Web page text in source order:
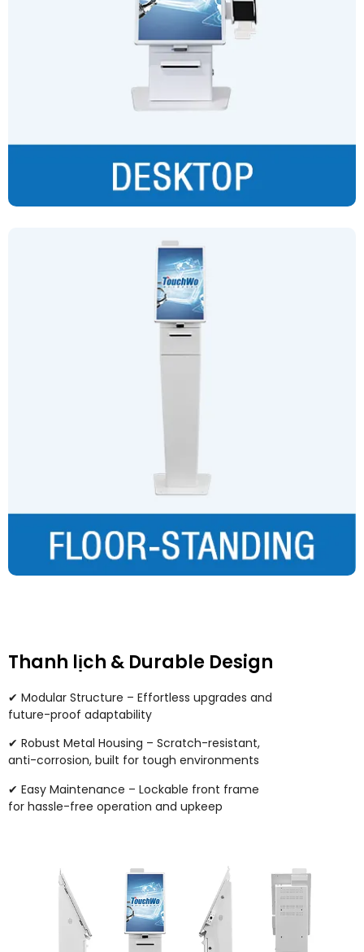
Thanh lịch & Durable Design
✔ Modular Structure – Effortless upgrades and
future-proof adaptability
✔ Robust Metal Housing – Scratch-resistant,
anti-corrosion, built for tough environments
✔ Easy Maintenance – Lockable front frame
for hassle-free operation and upkeep